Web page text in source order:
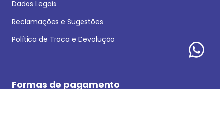
Dados Legais
Reclamações e Sugestões
Política de Troca e Devolução
Formas de pagamento